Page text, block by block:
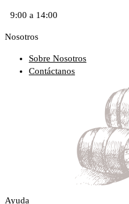
9:00 a 14:00
Nosotros
Sobre Nosotros
Contáctanos
Ayuda